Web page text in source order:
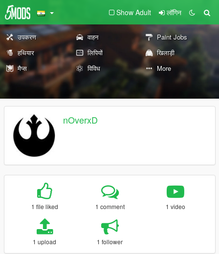
Show Adult लॉगिन
उपकरण वाहन
Paint Jobs
हथियार
लिपियों
खिलाड़ी
मैप्स
विविध More
nOverxD
1 file liked 1 comment 1 video
1 upload 1 follower